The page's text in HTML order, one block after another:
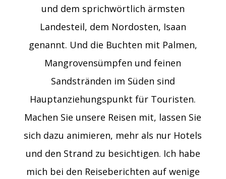
und dem sprichwörtlich ärmsten
Landesteil, dem Nordosten, Isaan
genannt. Und die Buchten mit Palmen,
Mangrovensümpfen und feinen
Sandstränden im Süden sind
Hauptanziehungspunkt für Touristen.
Machen Sie unsere Reisen mit, lassen Sie
sich dazu animieren, mehr als nur Hotels
und den Strand zu besichtigen. Ich habe
mich bei den Reiseberichten auf wenige